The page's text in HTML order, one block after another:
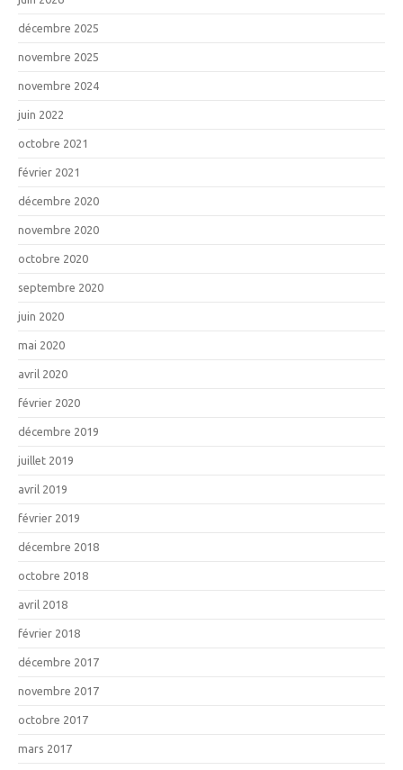
décembre 2025
novembre 2025
novembre 2024
juin 2022
octobre 2021
février 2021
décembre 2020
novembre 2020
octobre 2020
septembre 2020
juin 2020
mai 2020
avril 2020
février 2020
décembre 2019
juillet 2019
avril 2019
février 2019
décembre 2018
octobre 2018
avril 2018
février 2018
décembre 2017
novembre 2017
octobre 2017
mars 2017